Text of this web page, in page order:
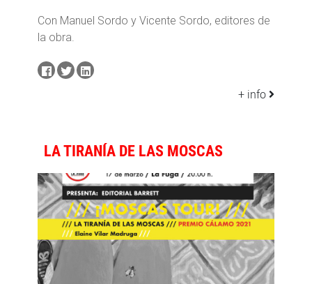
Con Manuel Sordo y Vicente Sordo, editores de
la obra.
+ info
LA TIRANÍA DE LAS MOSCAS